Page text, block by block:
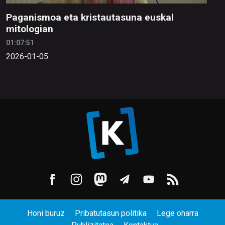
Paganismoa eta kristautasuna euskal
mitologian
01:07:51
2026-01-05
Honi buruz Pribatutasun politika
Lege oharra